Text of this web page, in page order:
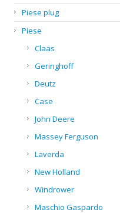
Piese plug
Piese
Claas
Geringhoff
Deutz
Case
John Deere
Massey Ferguson
Laverda
New Holland
Windrower
Maschio Gaspardo